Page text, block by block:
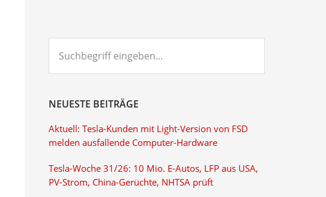
eingeben...
NEUESTE BEITRÄGE
Aktuell: Tesla-Kunden mit Light-Version von FSD
melden ausfallende Computer-Hardware
Tesla-Woche 31/26: 10 Mio. E-Autos, LFP aus USA,
PV-Strom, China-Gerüchte, NHTSA prüft